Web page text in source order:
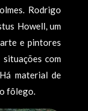
Rodrigo
Howell, um
e pintores
situações com
material de
fôlego.